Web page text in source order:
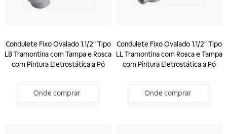
Condulete Fixo Ovalado 1.1/2" Tipo
LB Tramontina com Tampa e Rosca
com Pintura Eletrostática a Pó
Onde comprar
Condulete Fixo Ovalado 1.1/2" Tipo
LL Tramontina com Rosca e Tampa
com Pintura Eletrostática a Pó
Onde comprar